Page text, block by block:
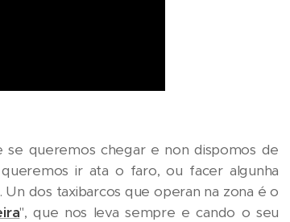
se queremos chegar e non dispomos de
ir ata o faro, ou facer algunha
. Un dos taxibarcos que operan na zona é o
", que nos leva sempre e cando o seu